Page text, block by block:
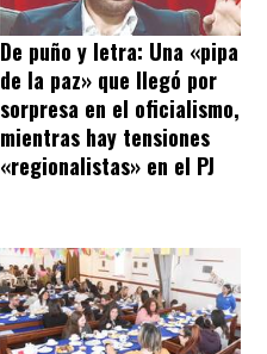
De puño y letra: Una «pipa
de la paz» que llegó por
sorpresa en el oficialismo,
mientras hay tensiones
«regionalistas» en el PJ